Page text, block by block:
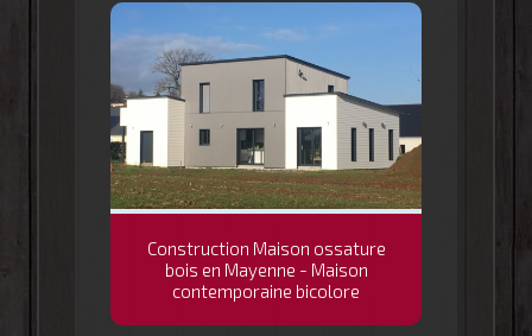
Construction Maison ossature
bois en Mayenne - Maison
contemporaine bicolore